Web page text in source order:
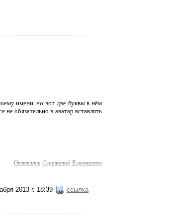
имени..но вот две буквы в нём
обязательно в аватар вставлять
Ответить С цитатой В цитатник
2013 г. 18:39 ссылка